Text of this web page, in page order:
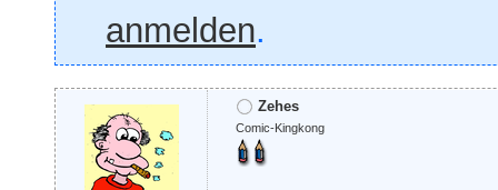
anmelden.
Zehes
Comic-Kingkong